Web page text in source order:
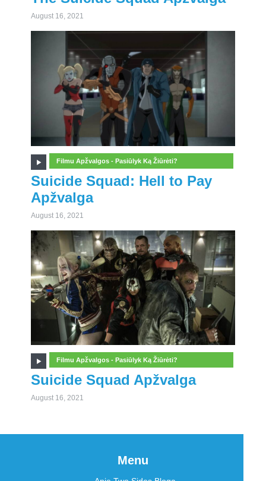
August 16, 2021
Filmu Apžvalgos - Pasiūlyk Ką Žiūrėti?
Suicide Squad: Hell to Pay
Apžvalga
August 16, 2021
Filmu Apžvalgos - Pasiūlyk Ką Žiūrėti?
Suicide Squad Apžvalga
August 16, 2021
Menu